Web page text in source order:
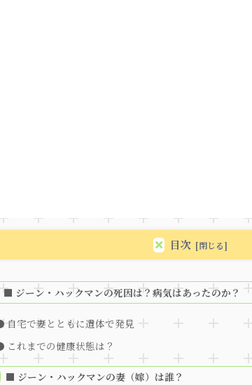
目次
■ ジーン・ハックマンの死因は？病気はあったのか？
自宅で妻とともに遺体で発見
これまでの健康状態は？
■ ジーン・ハックマンの妻（嫁）は誰？